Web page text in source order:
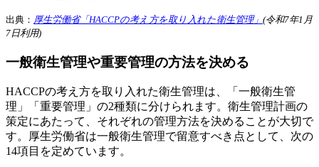
出典： 厚生労働省「HACCPの考え方を取り入れた衛生管理」 (令和7年1月
7日利用)
一般衛生管理や重要管理の方法を決める
HACCPの考え方を取り入れた衛生管理は、「一般衛生管
理」「重要管理」の2種類に分けられます。衛生管理計画の
策定にあたって、それぞれの管理方法を決めることが大切で
す。厚生労働省は一般衛生管理で留意すべき点として、次の
14項目を定めています。